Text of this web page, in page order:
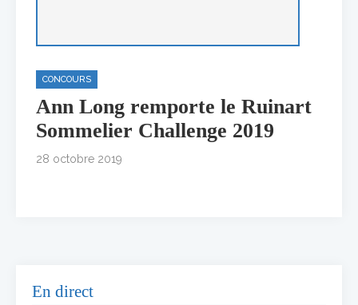
CONCOURS
Ann Long remporte le Ruinart
Sommelier Challenge 2019
28 octobre 2019
En direct